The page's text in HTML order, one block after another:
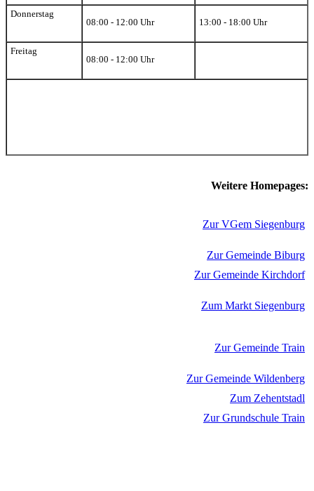
Donnerstag
08:00 - 12:00 Uhr
13:00 - 18:00 Uhr
Freitag
08:00 - 12:00 Uhr
Weitere Homepages:
Zur VGem Siegenburg
Zur Gemeinde Biburg
Zur Gemeinde Kirchdorf
Zum Markt Siegenburg
Zur Gemeinde Train
Zur Gemeinde Wildenberg
Zum Zehentstadl
Zur Grundschule Train